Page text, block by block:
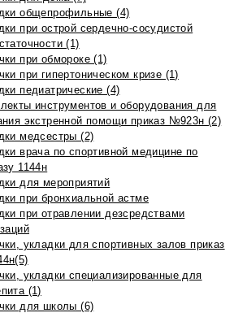
общепрофильные (4)
при острой сердечно-сосудистой
(1)
при обмороке (1)
при гипертоническом кризе (1)
педиатрические (4)
инструментов и оборудования для
экстренной помощи приказ №923н (2)
медсестры (2)
врача по спортивной медицине по
1144н
для мероприятий
при бронхиальной астме
при отравлении дезсредствами
укладки для спортивных залов приказ
укладки специализированные для
(1)
для школы (6)